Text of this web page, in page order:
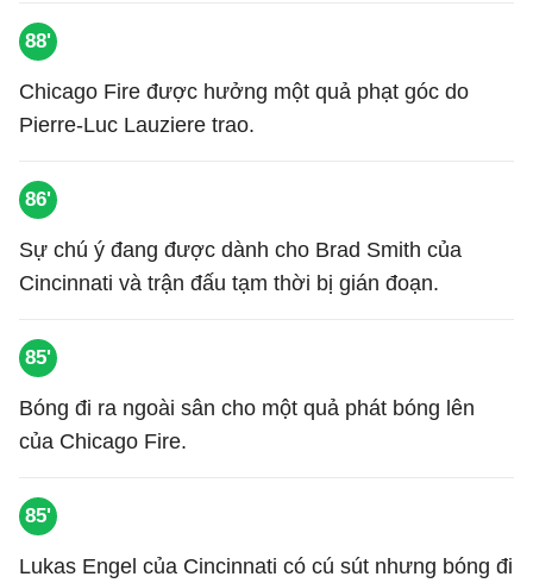
88'
Chicago Fire được hưởng một quả phạt góc do
Pierre-Luc Lauziere trao.
86'
Sự chú ý đang được dành cho Brad Smith của
Cincinnati và trận đấu tạm thời bị gián đoạn.
85'
Bóng đi ra ngoài sân cho một quả phát bóng lên
của Chicago Fire.
85'
Lukas Engel của Cincinnati có cú sút nhưng bóng đi